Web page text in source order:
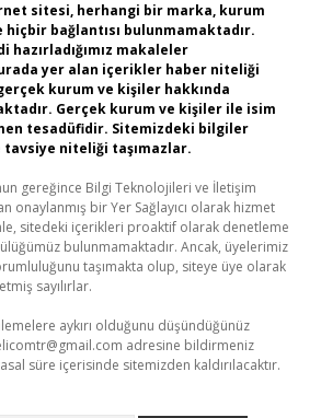
sitesi, herhangi bir marka, kurum
hiçbir bağlantısı bulunmamaktadır.
hazırladığımız makaleler
yer alan içerikler haber niteliği
kurum ve kişiler hakkında
Gerçek kurum ve kişiler ile isim
tesadüfidir. Sitemizdeki bilgiler
niteliği taşımazlar.
gereğince Bilgi Teknolojileri ve İletişim
onaylanmış bir Yer Sağlayıcı olarak hizmet
sitedeki içerikleri proaktif olarak denetleme
bulunmamaktadır. Ancak, üyelerimiz
taşımakta olup, siteye üye olarak
sayılırlar.
aykırı olduğunu düşündüğünüz
adresine bildirmeniz
süre içerisinde sitemizden kaldırılacaktır.